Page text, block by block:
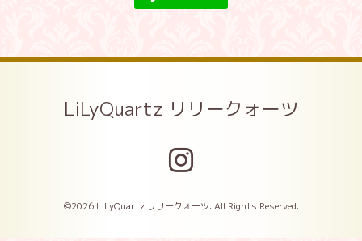
LiLyQuartz リリークォーツ
©2026 LiLyQuartz リリークォーツ. All Rights Reserved.